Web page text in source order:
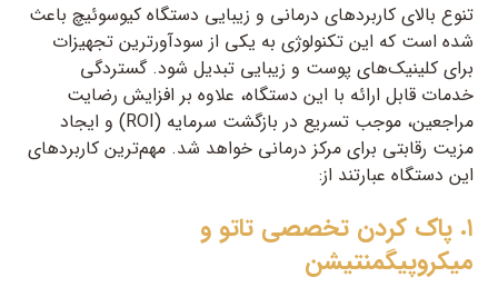
تنوع بالای کاربردهای درمانی و زیبایی دستگاه کیوسوئیچ باعث
شده است که این تکنولوژی به یکی از سودآورترین تجهیزات
برای کلینیک‌های پوست و زیبایی تبدیل شود. گستردگی
خدمات قابل ارائه با این دستگاه، علاوه بر افزایش رضایت
مراجعین، موجب تسریع در بازگشت سرمایه (ROI) و ایجاد
مزیت رقابتی برای مرکز درمانی خواهد شد. مهم‌ترین کاربردهای
این دستگاه عبارتند از:
۱. پاک کردن تخصصی تاتو و
میکروپیگمنتیشن